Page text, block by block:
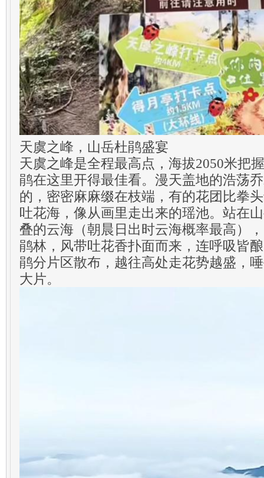
天虞之峰，山岳杜鹃盛宴
天虞之峰是全程最高点，海拔2050米把
鹃在这里开得最佳看。漫天盖地的浩荡
的，密密麻麻缀在枝端，有的花团比拳
吐花海，像从画里走出来的瑶池。站在
叠的云海（朝晨日出时云海概率最高）
鹃林，风带吐花香扑面而来，连呼吸皆
鹃分片区散布，越往高处走花势越盛，
大片。